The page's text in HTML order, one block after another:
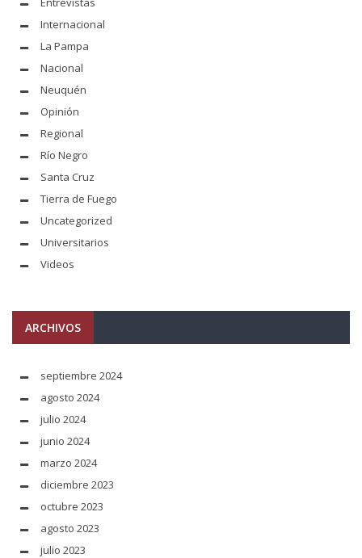
Internacional
La Pampa
Nacional
Neuquén
Opinión
Regional
Río Negro
Santa Cruz
Tierra de Fuego
Uncategorized
Universitarios
Videos
ARCHIVOS
septiembre 2024
agosto 2024
julio 2024
junio 2024
marzo 2024
diciembre 2023
octubre 2023
agosto 2023
julio 2023